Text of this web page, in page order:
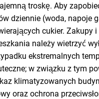
troskę. Aby
dziennie (woda, napoje
cukier. Zakupy
należy wietrzyć
ekstremalnych
w związku z tym
klimatyzowanych
oraz ochrona